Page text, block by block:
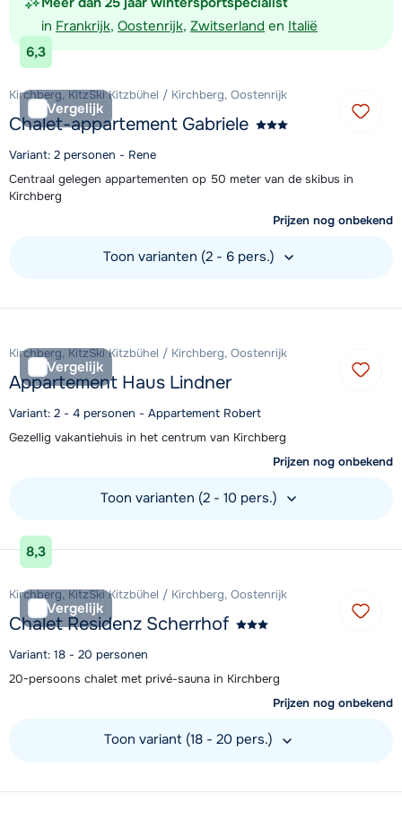
in Frankrijk, Oostenrijk, Zwitserland en Italië
6,3
Vergelijk
Kirchberg, KitzSki Kitzbühel / Kirchberg, Oostenrijk
Chalet-appartement Gabriele
Variant: 2 personen - Rene
Centraal gelegen appartementen op 50 meter van de skibus in
Kirchberg
Prijzen nog onbekend
Toon varianten (2 - 6 pers.)
Vergelijk
Kirchberg, KitzSki Kitzbühel / Kirchberg, Oostenrijk
Appartement Haus Lindner
Variant: 2 - 4 personen - Appartement Robert
Gezellig vakantiehuis in het centrum van Kirchberg
Prijzen nog onbekend
Toon varianten (2 - 10 pers.)
Bekijk accommodatie
8,3
Vergelijk
Kirchberg, KitzSki Kitzbühel / Kirchberg, Oostenrijk
Chalet Residenz Scherrhof
Variant: 18 - 20 personen
20-persoons chalet met privé-sauna in Kirchberg
Prijzen nog onbekend
Toon variant (18 - 20 pers.)